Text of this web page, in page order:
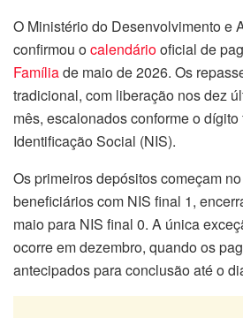
O Ministério do Desenvolvimento e
confirmou ocalendáriooficial de
Famíliade maio de 2026. Os
tradicional, com liberação nos dez
mês, escalonados conforme o
Identificação Social (NIS).
Os primeiros depósitos começam
beneficiários com NIS final 1,
maio para NIS final 0. A única
ocorre em dezembro, quando os
antecipados para conclusão até o